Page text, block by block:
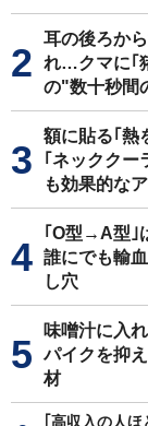
耳の後ろか
れ…クマに｢
の"数十秒間
額に貼る｢熱
｢ネックク
も効果的な
｢O型→A型｣
誰にでも輸
し穴
味噌汁に入
パイクを抑
材
｢高収入の人